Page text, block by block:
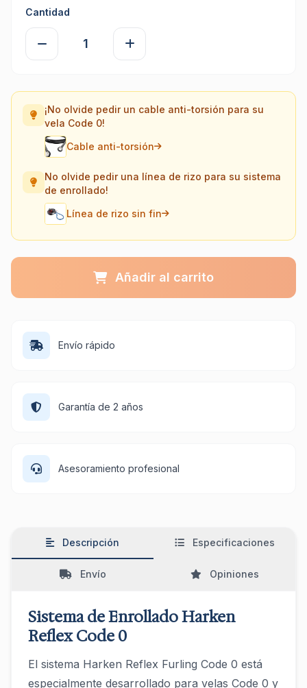
Cantidad
¡No olvide pedir un cable anti-torsión para su
vela Code 0!
Cable anti-torsión
No olvide pedir una línea de rizo para su sistema
de enrollado!
Línea de rizo sin fin
Añadir al carrito
Envío rápido
Garantía de 2 años
Asesoramiento profesional
Descripción Especificaciones
Envío Opiniones
Sistema de Enrollado Harken
Reflex Code 0
El sistema Harken Reflex Furling Code 0 está
especialmente desarrollado para velas Code 0 y